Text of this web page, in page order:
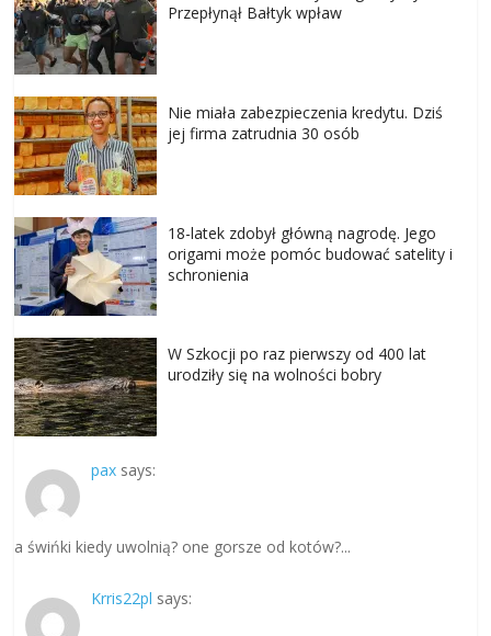
Przepłynął Bałtyk wpław
Nie miała zabezpieczenia kredytu. Dziś
jej firma zatrudnia 30 osób
18-latek zdobył główną nagrodę. Jego
origami może pomóc budować satelity i
schronienia
W Szkocji po raz pierwszy od 400 lat
urodziły się na wolności bobry
pax says:
a świńki kiedy uwolnią? one gorsze od kotów?...
Krris22pl says: